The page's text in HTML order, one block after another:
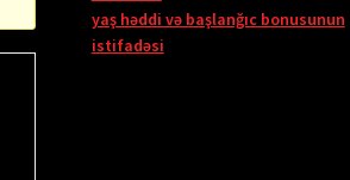
yaş həddi və başlanğıc bonusunun
istifadəsi